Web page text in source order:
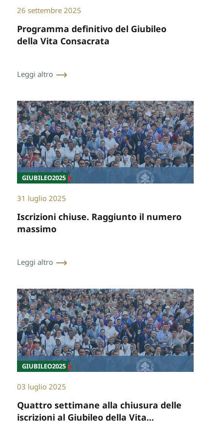
26 settembre 2025
Programma definitivo del Giubileo
della Vita Consacrata
Leggi altro
GIUBILEO2025
31 luglio 2025
Iscrizioni chiuse. Raggiunto il numero
massimo
Leggi altro
GIUBILEO2025
03 luglio 2025
Quattro settimane alla chiusura delle
iscrizioni al Giubileo della Vita